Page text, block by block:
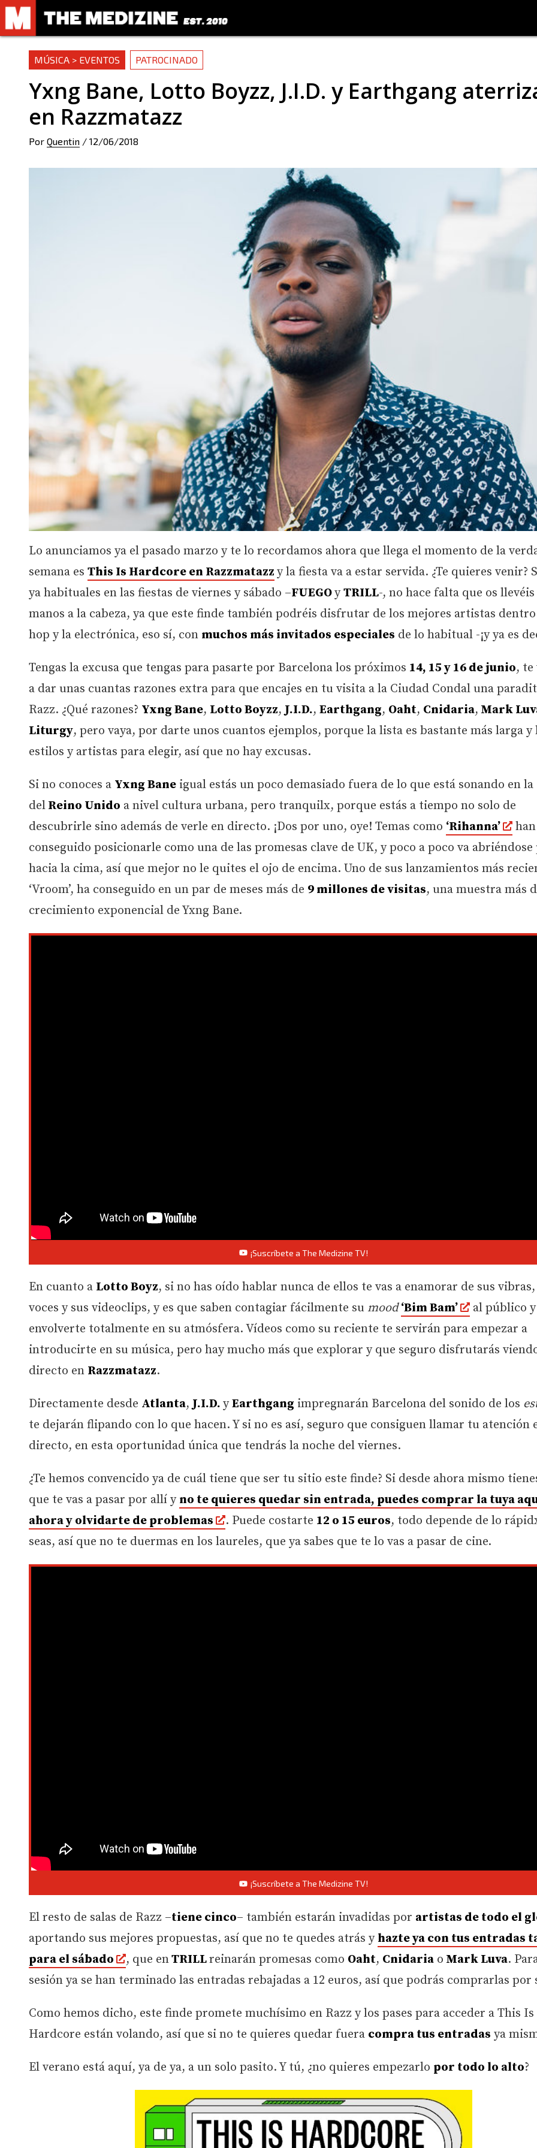
MÚSICA > EVENTOS PATROCINADO
Yxng Bane, Lotto Boyzz, J.I.D. y Earthgang
en Razzmatazz
Por Quentin / 12/06/2018
Lo anunciamos ya el pasado marzo y te lo recordamos ahora que llega el momento de la
semana es This Is Hardcore en Razzmatazz y la fiesta va a estar servida. ¿Te quieres venir?
ya habituales en las fiestas de viernes y sábado –FUEGOyTRILL-, no hace falta que os llevéis
manos a la cabeza, ya que este finde también podréis disfrutar de los mejores artistas
hop y la electrónica, eso sí, con muchos más invitados especiales de lo habitual -¡y ya es
Tengas la excusa que tengas para pasarte por Barcelona los próximos 14, 15 y 16 de junio, te
a dar unas cuantas razones extra para que encajes en tu visita a la Ciudad Condal una
Razz. ¿Qué razones? Yxng Bane, Lotto Boyzz,J.I.D., Earthgang, Oaht, Cnidaria, Mark
Liturgy, pero vaya, por darte unos cuantos ejemplos, porque la lista es bastante más larga y
estilos y artistas para elegir, así que no hay excusas.
Si no conoces a Yxng Bane igual estás un poco demasiado fuera de lo que está sonando en la
del Reino Unido a nivel cultura urbana, pero tranquilx, porque estás a tiempo no solo de
descubrirle sino además de verle en directo. ¡Dos por uno, oye! Temas como ‘Rihanna’
han
conseguido posicionarle como una de las promesas clave de UK, y poco a poco va abriéndose
hacia la cima, así que mejor no le quites el ojo de encima. Uno de sus lanzamientos más
‘Vroom’, ha conseguido en un par de meses más de 9 millones de visitas, una muestra más
crecimiento exponencial de Yxng Bane.
¡Suscríbete a The Medizine TV!
En cuanto a Lotto Boyz, si no has oído hablar nunca de ellos te vas a enamorar de sus
voces y sus videoclips, y es que saben contagiar fácilmente su mood‘Bim Bam’
al público y
envolverte totalmente en su atmósfera. Vídeos como su reciente te servirán para empezar a
introducirte en su música, pero hay mucho más que explorar y que seguro disfrutarás
directo en Razzmatazz.
Directamente desde Atlanta, J.I.D. yEarthgang impregnarán Barcelona del sonido de los
te dejarán flipando con lo que hacen. Y si no es así, seguro que consiguen llamar tu atención
directo, en esta oportunidad única que tendrás la noche del viernes.
¿Te hemos convencido ya de cuál tiene que ser tu sitio este finde? Si desde ahora mismo
que te vas a pasar por allí y no te quieres quedar sin entrada, puedes comprar la tuya
ahora y olvidarte de problemas
. Puede costarte 12 o 15 euros, todo depende de lo
seas, así que no te duermas en los laureles, que ya sabes que te lo vas a pasar de cine.
¡Suscríbete a The Medizine TV!
El resto de salas de Razz –tiene cinco– también estarán invadidas por artistas de todo el
aportando sus mejores propuestas, así que no te quedes atrás y hazte ya con tus entradas
para el sábado
, que enTRILLreinarán promesas como Oaht, Cnidaria o Mark Luva.
sesión ya se han terminado las entradas rebajadas a 12 euros, así que podrás comprarlas por
Como hemos dicho, este finde promete muchísimo en Razz y los pases para acceder a This Is
Hardcore están volando, así que si no te quieres quedar fuera compra tus entradas ya
El verano está aquí, ya de ya, a un solo pasito. Y tú, ¿no quieres empezarlo por todo lo alto?